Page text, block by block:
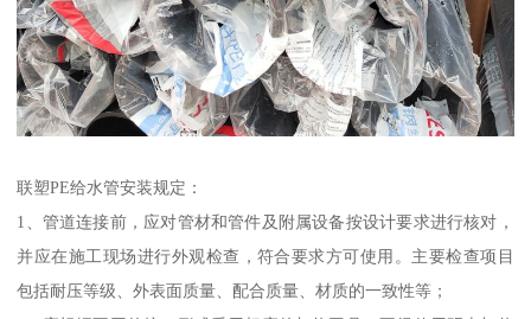
联塑PE给水管安装规定：
1、管道连接前，应对管材和管件及附属设备按设计要求进行核对，
并应在施工现场进行外观检查，符合要求方可使用。主要检查项目
包括耐压等级、外表面质量、配合质量、材质的一致性等；